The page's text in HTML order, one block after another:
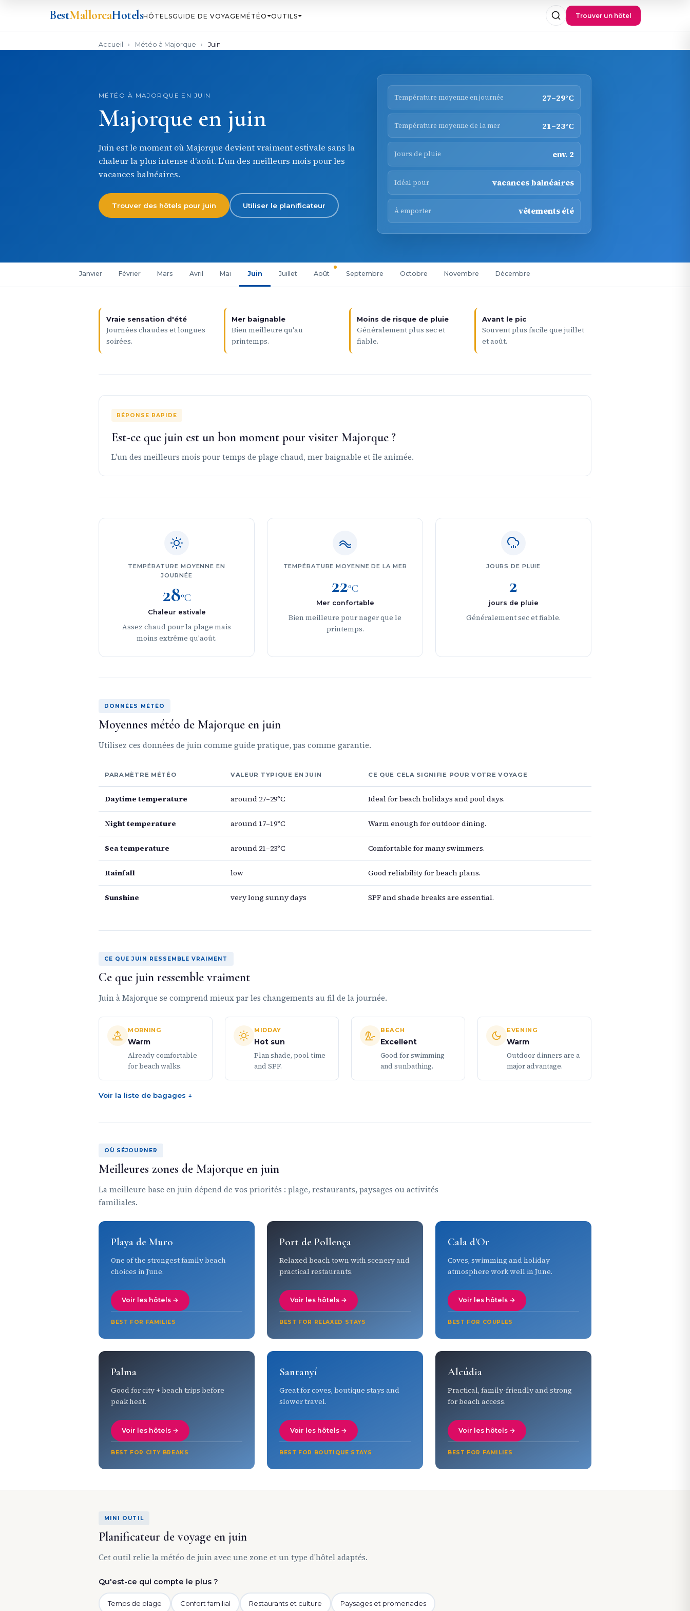
BestMallorcaHotelsHÔTELSGUIDE DE VOYAGEMÉTÉO OUTILS Trouver un hôtel
Accueil › Météo à Majorque › Juin
MÉTÉO À MAJORQUE EN JUIN
Majorque en juin
Juin est le moment où Majorque devient vraiment estivale sans la
chaleur la plus intense d'août. L'un des meilleurs mois pour les
vacances balnéaires.
Trouver des hôtels pour juin Utiliser le planificateur
Température moyenne en journée 27–29°C
Température moyenne de la mer 21–23°C
Jours de pluie env. 2
Idéal pour vacances balnéaires
À emporter vêtements été
Janvier Février Mars Avril Mai Juin Juillet Août Septembre Octobre Novembre Décembre
Vraie sensation d'été
Journées chaudes et longues
soirées.
Mer baignable
Bien meilleure qu'au
printemps.
Moins de risque de pluie
Généralement plus sec et
fiable.
Avant le pic
Souvent plus facile que juillet
et août.
RÉPONSE RAPIDE
Est-ce que juin est un bon moment pour visiter Majorque ?
L'un des meilleurs mois pour temps de plage chaud, mer baignable et île animée.
TEMPÉRATURE MOYENNE EN
JOURNÉE
28°C
Chaleur estivale
Assez chaud pour la plage mais
moins extrême qu'août.
TEMPÉRATURE MOYENNE DE LA MER
22°C
Mer confortable
Bien meilleure pour nager que le
printemps.
JOURS DE PLUIE
2
jours de pluie
Généralement sec et fiable.
DONNÉES MÉTÉO
Moyennes météo de Majorque en juin
Utilisez ces données de juin comme guide pratique, pas comme garantie.
PARAMÈTRE MÉTÉO VALEUR TYPIQUE EN JUIN CE QUE CELA SIGNIFIE POUR VOTRE VOYAGE
Daytime temperature around 27–29°C Ideal for beach holidays and pool days.
Night temperature around 17–19°C Warm enough for outdoor dining.
Sea temperature around 21–23°C Comfortable for many swimmers.
Rainfall low Good reliability for beach plans.
Sunshine very long sunny days SPF and shade breaks are essential.
CE QUE JUIN RESSEMBLE VRAIMENT
Ce que juin ressemble vraiment
Juin à Majorque se comprend mieux par les changements au fil de la journée.
MORNING
Warm
Already comfortable
for beach walks.
MIDDAY
Hot sun
Plan shade, pool time
and SPF.
BEACH
Excellent
Good for swimming
and sunbathing.
EVENING
Warm
Outdoor dinners are a
major advantage.
Voir la liste de bagages ↓
OÙ SÉJOURNER
Meilleures zones de Majorque en juin
La meilleure base en juin dépend de vos priorités : plage, restaurants, paysages ou activités
familiales.
Playa de Muro
One of the strongest family beach
choices in June.
Voir les hôtels →
BEST FOR FAMILIES
Port de Pollença
Relaxed beach town with scenery and
practical restaurants.
Voir les hôtels →
BEST FOR RELAXED STAYS
Cala d'Or
Coves, swimming and holiday
atmosphere work well in June.
Voir les hôtels →
BEST FOR COUPLES
Palma
Good for city + beach trips before
peak heat.
Voir les hôtels →
BEST FOR CITY BREAKS
Santanyí
Great for coves, boutique stays and
slower travel.
Voir les hôtels →
BEST FOR BOUTIQUE STAYS
Alcúdia
Practical, family-friendly and strong
for beach access.
Voir les hôtels →
BEST FOR FAMILIES
MINI OUTIL
Planificateur de voyage en juin
Cet outil relie la météo de juin avec une zone et un type d'hôtel adaptés.
Qu'est-ce qui compte le plus ?
Temps de plage Confort familial Restaurants et culture Paysages et promenades